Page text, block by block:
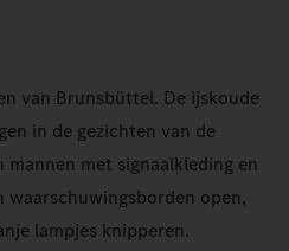
van Brunsbüttel. De ijskoude
in de gezichten van de
met signaalkleding en
waarschuwingsborden open,
lampjes knipperen.